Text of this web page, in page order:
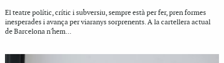
El teatre polític, crític i subversiu, sempre està per fer, pren formes
inesperades i avança per viaranys sorprenents. A la cartellera actual
de Barcelona n'hem...